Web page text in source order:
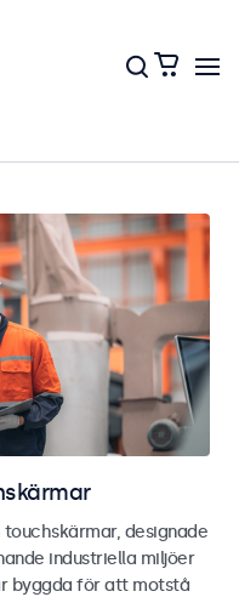
designade
industriella miljöer
byggda för att motstå